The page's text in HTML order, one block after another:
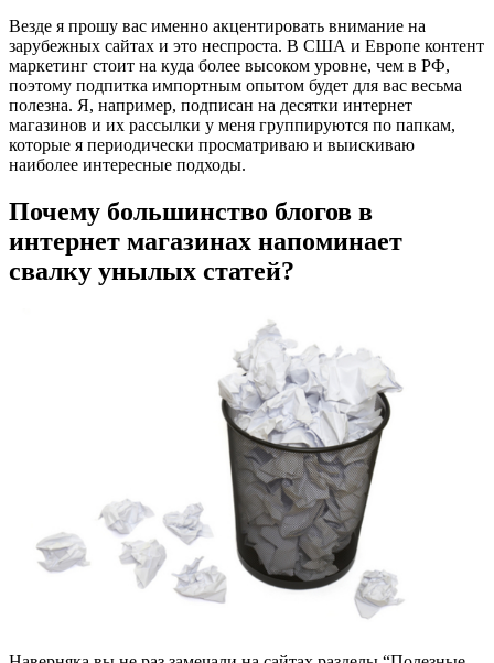
Везде я прошу вас именно акцентировать внимание на
зарубежных сайтах и это неспроста. В США и Европе контент
маркетинг стоит на куда более высоком уровне, чем в РФ,
поэтому подпитка импортным опытом будет для вас весьма
полезна. Я, например, подписан на десятки интернет
магазинов и их рассылки у меня группируются по папкам,
которые я периодически просматриваю и выискиваю
наиболее интересные подходы.
Почему большинство блогов в
интернет магазинах напоминает
свалку унылых статей?